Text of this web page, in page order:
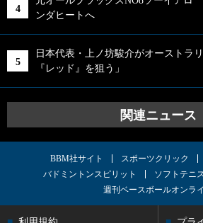
ンダヒートへ
日本代表・上ノ坊駿介がオーストラ
『レッド』を狙う」
関連ニュース
BBM社サイト スポーツクリック
バドミントンスピリット
ソフトテニ
週刊ベースボールオンラ